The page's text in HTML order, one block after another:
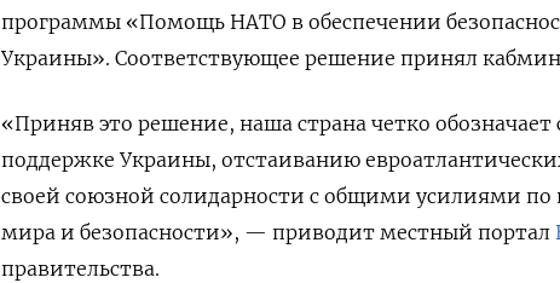
программы «Помощь НАТО в обеспечении
Украины». Соответствующее решение принял
«Приняв это решение, наша страна четко
поддержке Украины, отстаиванию
своей союзной солидарности с общими усилиями
мира и безопасности», — приводит местный портал
правительства.